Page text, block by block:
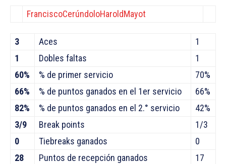
FranciscoCerúndoloHaroldMayot
3 Aces
1
1
Dobles faltas
1
60%
% de primer servicio
70%
66%
% de puntos ganados en el 1er servicio
66%
82%
% de puntos ganados en el 2.° servicio
42%
3/9
Break points
1/3
0
Tiebreaks ganados
0
28
Puntos de recepción ganados
17